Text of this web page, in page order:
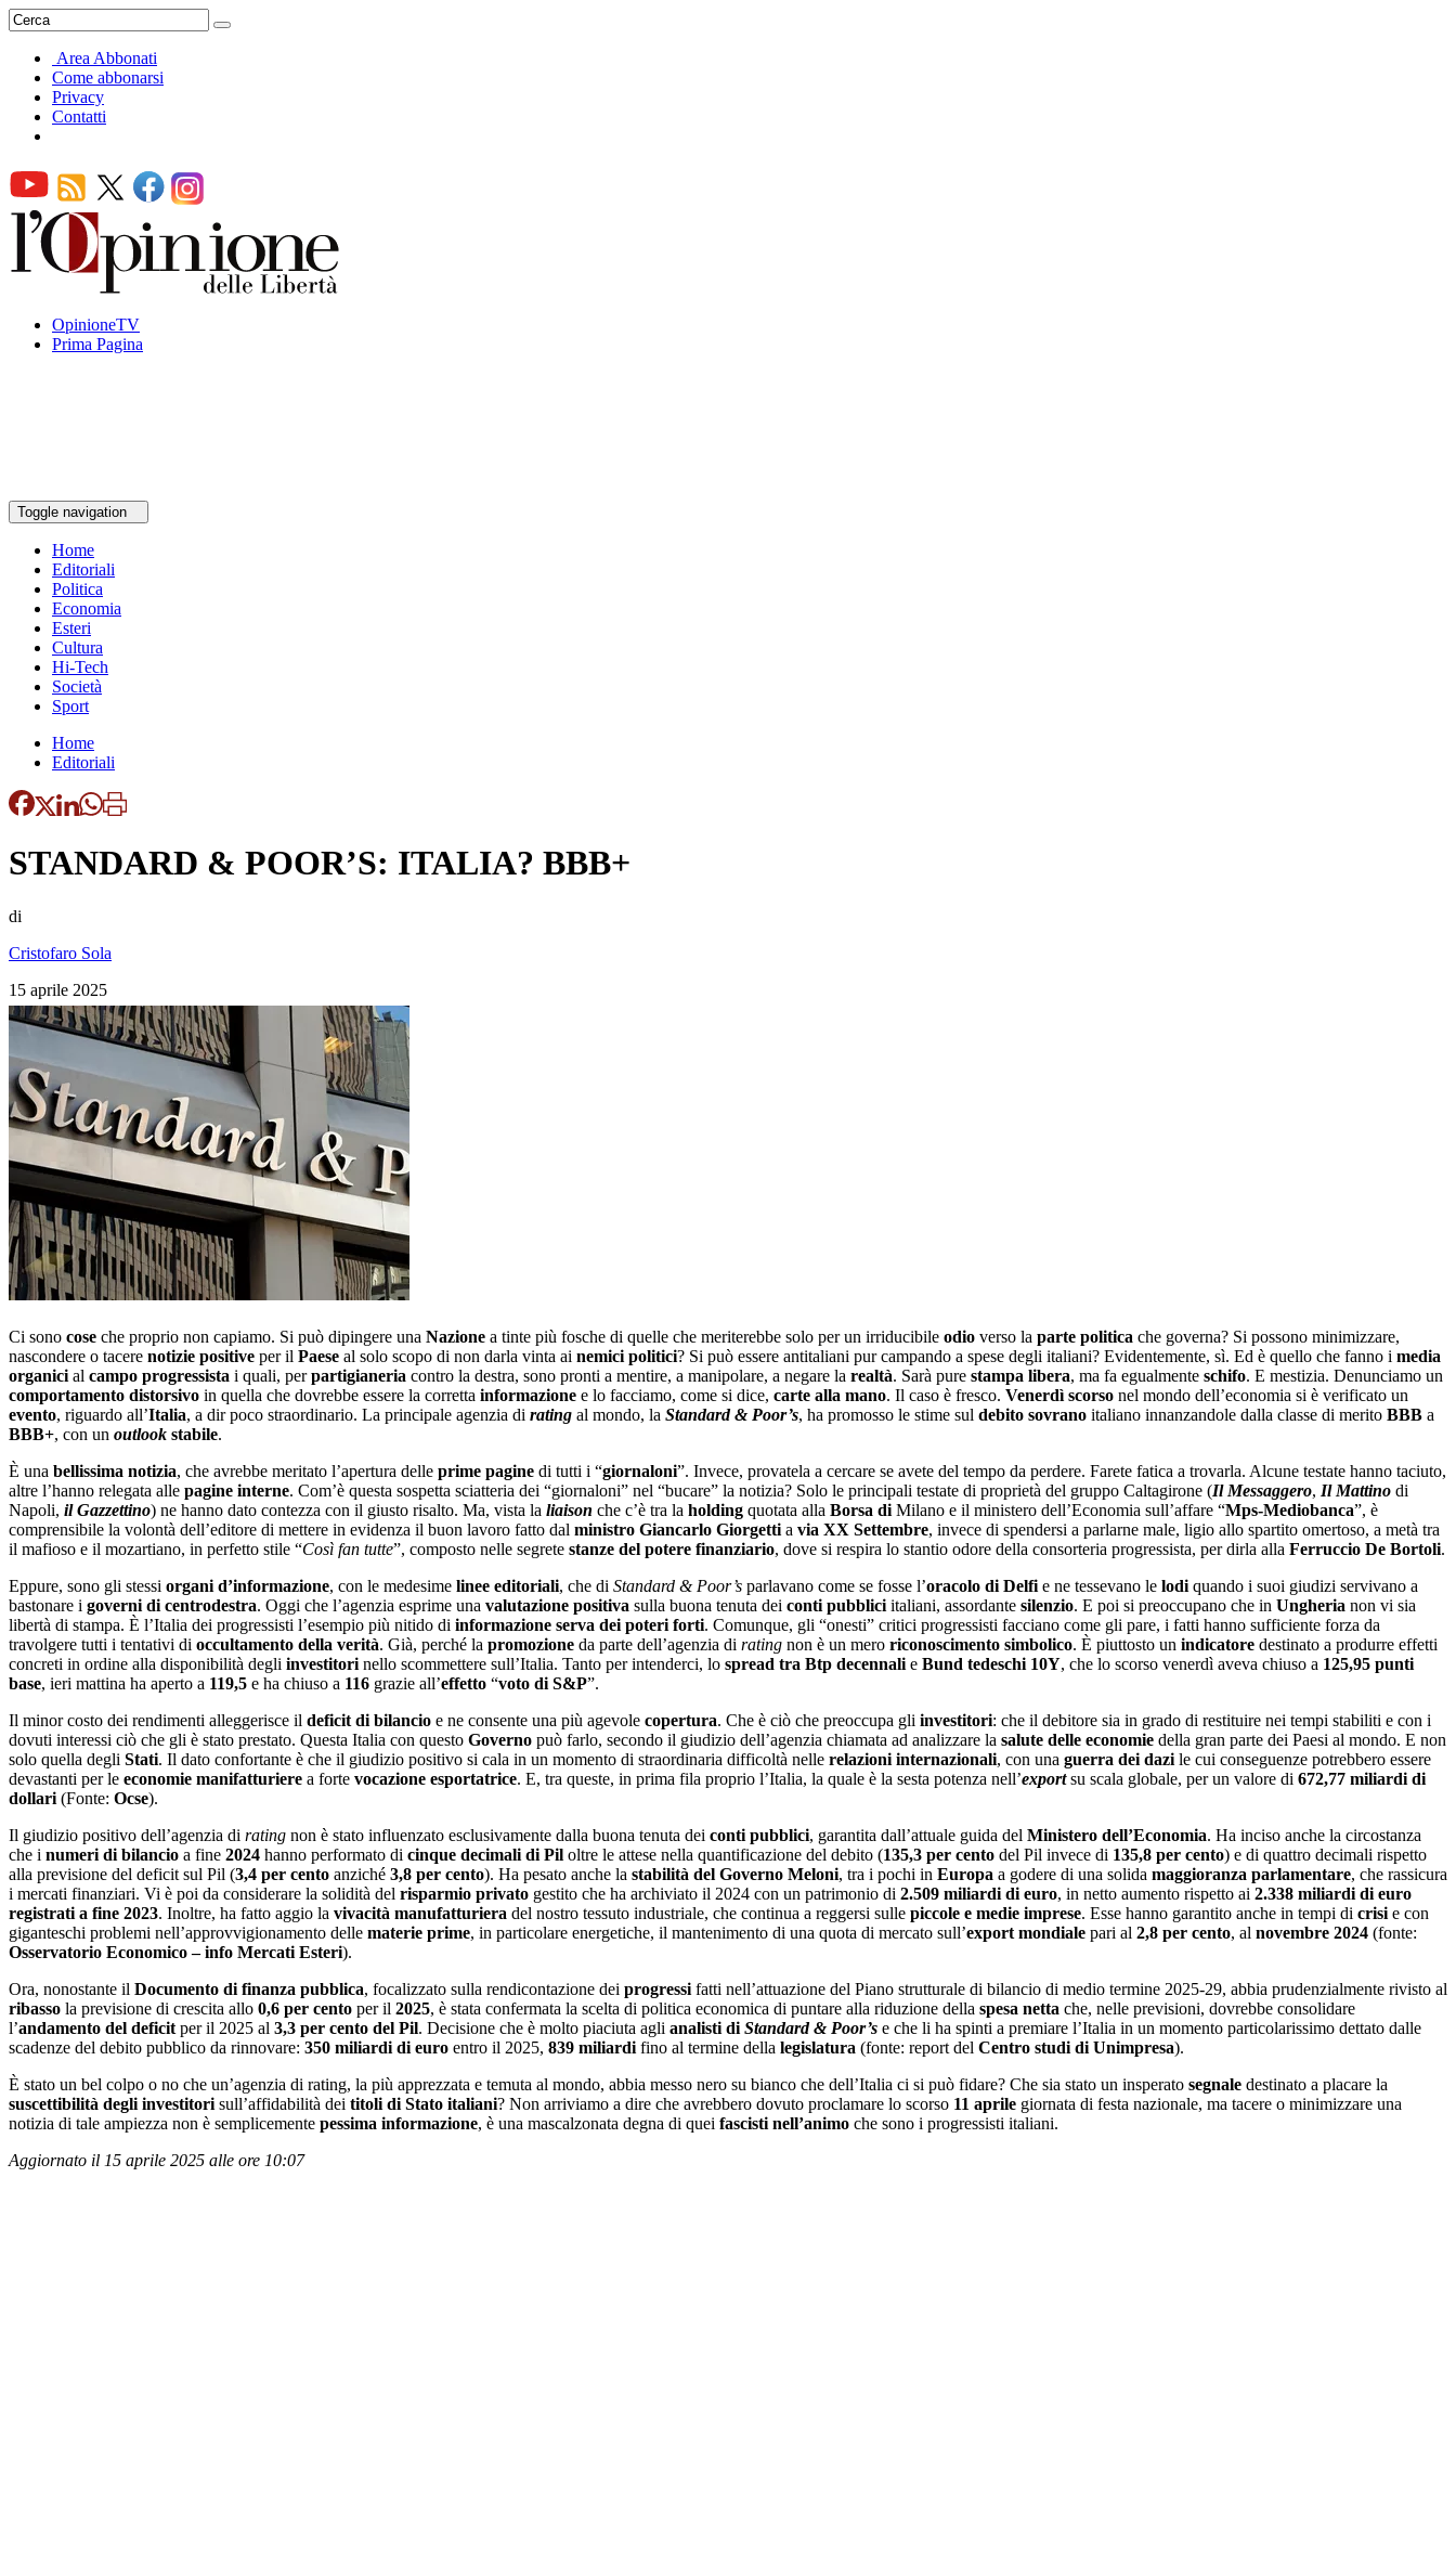
Area Abbonati
Come abbonarsi
Privacy
Contatti
OpinioneTV
Prima Pagina
Toggle navigation
Home
Editoriali
Politica
Economia
Esteri
Cultura
Hi-Tech
Società
Sport
Home
Editoriali
STANDARD & POOR’S: ITALIA? BBB+
di
Cristofaro Sola
15 aprile 2025
Ci sono cose che proprio non capiamo. Si può dipingere una Nazione a tinte più fosche di quelle che meriterebbe solo per un irriducibile odio verso la parte politica che governa? Si possono minimizzare,
nascondere o tacere notizie positive per il Paese al solo scopo di non darla vinta ai nemici politici? Si può essere antitaliani pur campando a spese degli italiani? Evidentemente, sì. Ed è quello che fanno i media
organici al campo progressista i quali, perpartigianeria contro la destra, sono pronti a mentire, a manipolare, a negare la realtà. Sarà pure stampa libera, ma fa egualmente schifo. E mestizia. Denunciamo un
comportamento distorsivo in quella che dovrebbe essere la corretta informazione e lo facciamo, come si dice, carte alla mano. Il caso è fresco. Venerdì scorso nel mondo dell’economia si è verificato un
evento, riguardo all’Italia, a dir poco straordinario. La principale agenzia di rating al mondo, la Standard & Poor’s, ha promosso le stime sul debito sovrano italiano innanzandole dalla classe di merito BBB a
BBB+, con un outlook stabile.
È una bellissima notizia, che avrebbe meritato l’apertura delle prime pagine di tutti i “giornaloni”. Invece, provatela a cercare se avete del tempo da perdere. Farete fatica a trovarla. Alcune testate hanno taciuto,
altre l’hanno relegata alle pagine interne. Com’è questa sospetta sciatteria dei “giornaloni” nel “bucare” la notizia? Solo le principali testate di proprietà del gruppo Caltagirone (Il Messaggero, Il Mattino di
Napoli, il Gazzettino) ne hanno dato contezza con il giusto risalto. Ma, vista la liaison che c’è tra la holding quotata alla Borsa di Milano e il ministero dell’Economia sull’affare “Mps-Mediobanca”, è
comprensibile la volontà dell’editore di mettere in evidenza il buon lavoro fatto dal ministro Giancarlo Giorgetti a via XX Settembre, invece di spendersi a parlarne male, ligio allo spartito omertoso, a metà tra
il mafioso e il mozartiano, in perfetto stile “Così fan tutte”, composto nelle segrete stanze del potere finanziario, dove si respira lo stantio odore della consorteria progressista, per dirla alla Ferruccio De Bortoli.
Eppure, sono gli stessi organi d’informazione, con le medesime linee editoriali, che di Standard & Poor’s parlavano come se fosse l’oracolo di Delfi e ne tessevano le lodi quando i suoi giudizi servivano a
bastonare i governi di centrodestra. Oggi che l’agenzia esprime una valutazione positiva sulla buona tenuta dei conti pubblici italiani, assordante silenzio. E poi si preoccupano che in Ungheria non vi sia
libertà di stampa. È l’Italia dei progressisti l’esempio più nitido di informazione serva dei poteri forti. Comunque, gli “onesti” critici progressisti facciano come gli pare, i fatti hanno sufficiente forza da
travolgere tutti i tentativi di occultamento della verità. Già, perché la promozione da parte dell’agenzia di rating non è un mero riconoscimento simbolico. È piuttosto un indicatore destinato a produrre effetti
concreti in ordine alla disponibilità degli investitori nello scommettere sull’Italia. Tanto per intenderci, lo spread tra Btp decennali e Bund tedeschi 10Y, che lo scorso venerdì aveva chiuso a 125,95 punti
base, ieri mattina ha aperto a 119,5 e ha chiuso a 116 grazie all’effetto “voto di S&P”.
Il minor costo dei rendimenti alleggerisce il deficit di bilancio e ne consente una più agevole copertura. Che è ciò che preoccupa gli investitori: che il debitore sia in grado di restituire nei tempi stabiliti e con i
dovuti interessi ciò che gli è stato prestato. Questa Italia con questo Governo può farlo, secondo il giudizio dell’agenzia chiamata ad analizzare la salute delle economie della gran parte dei Paesi al mondo. E non
solo quella degli Stati. Il dato confortante è che il giudizio positivo si cala in un momento di straordinaria difficoltà nelle relazioni internazionali, con una guerra dei dazi le cui conseguenze potrebbero essere
devastanti per le economie manifatturiere a forte vocazione esportatrice. E, tra queste, in prima fila proprio l’Italia, la quale è la sesta potenza nell’exportsu scala globale, per un valore di 672,77 miliardi di
dollari (Fonte: Ocse).
Il giudizio positivo dell’agenzia di rating non è stato influenzato esclusivamente dalla buona tenuta dei conti pubblici, garantita dall’attuale guida del Ministero dell’Economia. Ha inciso anche la circostanza
che i numeri di bilancio a fine 2024 hanno performato di cinque decimali di Pil oltre le attese nella quantificazione del debito (135,3 per cento del Pil invece di 135,8 per cento) e di quattro decimali rispetto
alla previsione del deficit sul Pil (3,4 per cento anziché 3,8 per cento). Ha pesato anche la stabilità del Governo Meloni, tra i pochi in Europa a godere di una solida maggioranza parlamentare, che rassicura
i mercati finanziari. Vi è poi da considerare la solidità del risparmio privato gestito che ha archiviato il 2024 con un patrimonio di 2.509 miliardi di euro, in netto aumento rispetto ai 2.338 miliardi di euro
registrati a fine 2023. Inoltre, ha fatto aggio la vivacità manufatturiera del nostro tessuto industriale, che continua a reggersi sulle piccole e medie imprese. Esse hanno garantito anche in tempi di crisi e con
giganteschi problemi nell’approvvigionamento delle materie prime, in particolare energetiche, il mantenimento di una quota di mercato sull’export mondiale pari al 2,8 per cento, al novembre 2024 (fonte:
Osservatorio Economico – info Mercati Esteri).
Ora, nonostante il Documento di finanza pubblica, focalizzato sulla rendicontazione dei progressi fatti nell’attuazione del Piano strutturale di bilancio di medio termine 2025-29, abbia prudenzialmente rivisto al
ribasso la previsione di crescita allo 0,6 per cento per il 2025, è stata confermata la scelta di politica economica di puntare alla riduzione della spesa netta che, nelle previsioni, dovrebbe consolidare
l’andamento del deficit per il 2025 al 3,3 per cento del Pil. Decisione che è molto piaciuta agli analisti di Standard & Poor’s e che li ha spinti a premiare l’Italia in un momento particolarissimo dettato dalle
scadenze del debito pubblico da rinnovare: 350 miliardi di euro entro il 2025, 839 miliardi fino al termine della legislatura (fonte: report del Centro studi di Unimpresa).
È stato un bel colpo o no che un’agenzia di rating, la più apprezzata e temuta al mondo, abbia messo nero su bianco che dell’Italia ci si può fidare? Che sia stato un insperato segnale destinato a placare la
suscettibilità degli investitori sull’affidabilità dei titoli di Stato italiani? Non arriviamo a dire che avrebbero dovuto proclamare lo scorso 11 aprile giornata di festa nazionale, ma tacere o minimizzare una
notizia di tale ampiezza non è semplicemente pessima informazione, è una mascalzonata degna di quei fascisti nell’animo che sono i progressisti italiani.
Aggiornato il 15 aprile 2025 alle ore 10:07